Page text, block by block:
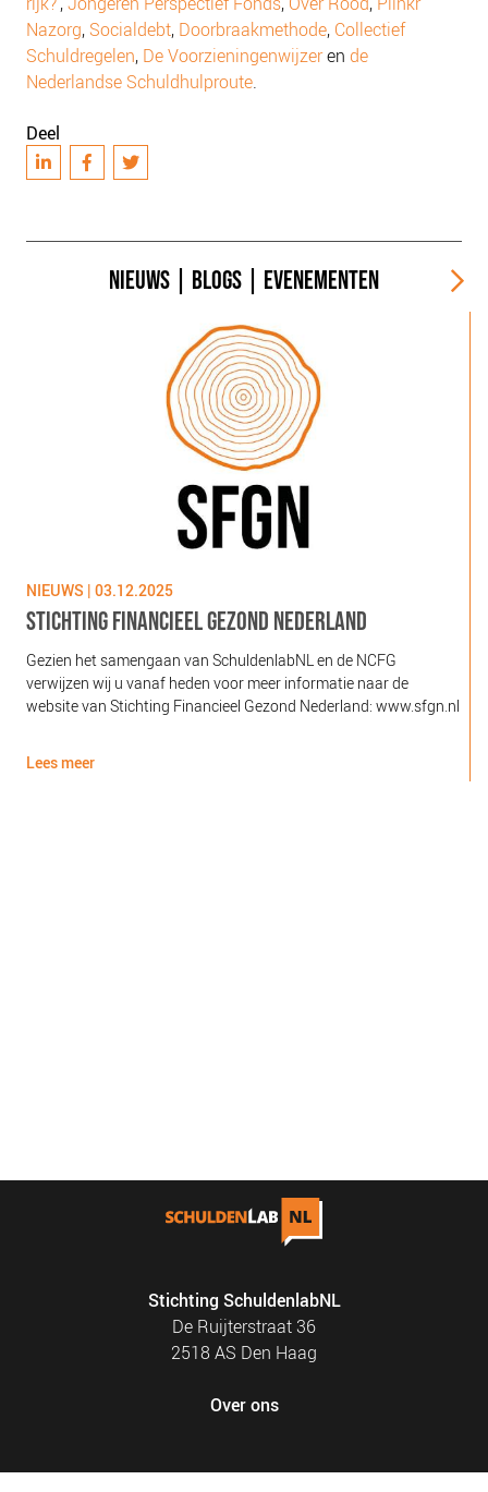
Nazorg, Socialdebt, Doorbraakmethode, Collectief
Schuldregelen, De Voorzieningenwijzeren de
Nederlandse Schuldhulproute.
Deel
NIEUWS BLOGS EVENEMENTEN
NIEUWS | 03.12.2025
STICHTING FINANCIEEL GEZOND NEDERLAND
Gezien het samengaan van SchuldenlabNL en de NCFG
verwijzen wij u vanaf heden voor meer informatie naar de
website van Stichting Financieel Gezond Nederland: www.sfgn.nl
Lees meer
Stichting SchuldenlabNL
De Ruijterstraat 36
2518 AS Den Haag
Over ons